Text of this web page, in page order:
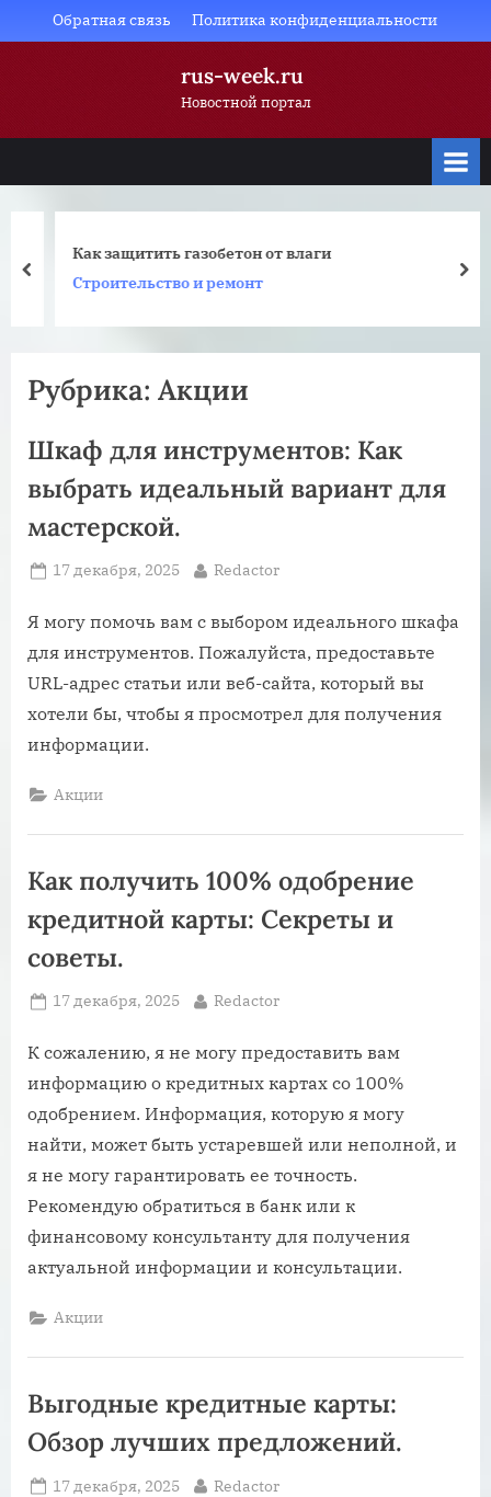
to
Обратная связь Политика конфиденциальности
rus-week.ru
Новостной портал
Как защитить газобетон от влаги
Строительство и ремонт
prev
Рубрика: Акции
Шкаф для инструментов: Как
выбрать идеальный вариант для
мастерской.
Posted
17 декабря, 2025 By
Redactor
Я могу помочь вам с выбором идеального шкафа
для инструментов. Пожалуйста, предоставьте
URL-адрес статьи или веб-сайта, который вы
хотели бы, чтобы я просмотрел для получения
информации.
Акции
Как получить 100% одобрение
кредитной карты: Секреты и
советы.
Posted
17 декабря, 2025 By
Redactor
К сожалению, я не могу предоставить вам
информацию о кредитных картах со 100%
одобрением. Информация, которую я могу
найти, может быть устаревшей или неполной, и
я не могу гарантировать ее точность.
Рекомендую обратиться в банк или к
финансовому консультанту для получения
актуальной информации и консультации.
Акции
Выгодные кредитные карты:
Обзор лучших предложений.
Posted
17 декабря, 2025 By
Redactor